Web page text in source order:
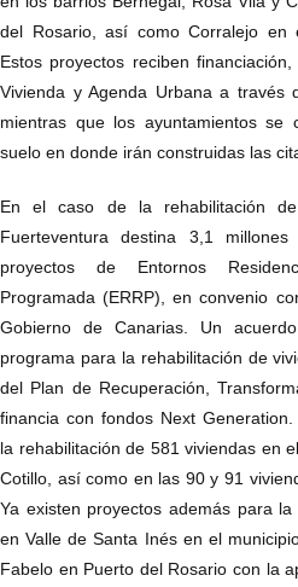
del Rosario, así como Corralejo en
Estos proyectos reciben
Vivienda y Agenda Urbana a través
mientras que los ayuntamientos se
suelo en donde irán construidas las
En el caso de la rehabilitación
Fuerteventura destina 3,1
proyectos de Entornos
Programada (ERRP), en convenio
Gobierno de Canarias. Un
programa para la rehabilitación de
del Plan de Recuperación,
financia con fondos Next
la rehabilitación de 581 viviendas en
Cotillo, así como en las 90 y 91
Ya existen proyectos además para
en Valle de Santa Inés en el
Fabelo en Puerto del Rosario con la